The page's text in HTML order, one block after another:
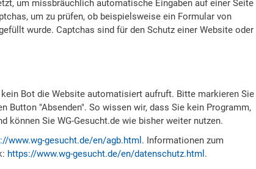
um missbräuchlich automatische Eingaben auf einer Seite
um zu prüfen, ob beispielsweise ein Formular von
wurde. Captchas sind für den Schutz einer Website oder
Bot die Website automatisiert aufruft. Bitte markieren Sie
Button "Absenden". So wissen wir, dass Sie kein Programm,
können Sie WG-Gesucht.de wie bisher weiter nutzen.
www.wg-gesucht.de/en/agb.html . Informationen zum
https://www.wg-gesucht.de/en/datenschutz.html .